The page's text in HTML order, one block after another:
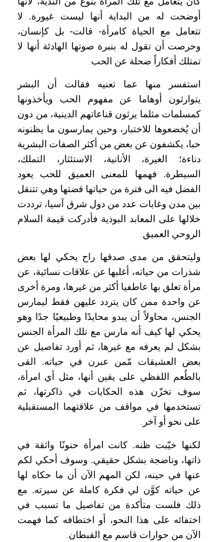
أوضحت له من البداية أنها ليست غيورة. لا
تتعامل مع الحياة كامرأة- قالت- بل كإنسان،
وحرصت أن تقول له بنبرة صوتها الهادئة أنها لا
تمتلك أفكاراً ضحلة عن الحب.
استفسر منها عما تعنيه فقالت أن البشر
يتوارثون أوهاما عن مفهوم الحب ويأخذونها
كمسلمات مثلما يرثون قناعاتهم الدينية، من دون
أن يُخضعوها للاختبار، وحين يمارسون ما يظنونه
حبا، يكشفون عن بعض من أكثر الصفات البشرية
دناءة؛ الغيرة، الأنانية، الاستئثار، التملك،
السيطرة. فهمها للمعنى العميق للحب يعود
الفضل فيه الى فترة من حياتها قضتها وهي تتنقل
بين مدن وغابات عدد من دول شرق آسيا، ترددت
خلالها على المعابد البوذية فأدركت قيمة السلام
الروحي العميق.
وليتحقق من مدى صدقها راح يحكي لها بعض
شذرات من حياته، أغلبها عن علاقات نسائية، عن
مرأة تعلق بها عاطفيا أكثر من غيرها، ومرة أخرى
عن واحدة ممن كان يتردد عليهن فقط ليمارس
الجنس، محاولاً أن يبدو محايدًا وطبيعيًا جدًا وهو
يحكي لها كيف أنه مارس مع تلك المرأة الجنس
بشكل لم يعرفه مع غيرها، ثم أورد تفاصيل عن
بعض العشيقات مّمن عبرن في حياته. القى
بالطُعم اللفظي على يقين أنها، مثل أي امرأة،
سوف تخزّن هذه الحكايات في ذاكرتها، ثم
تستخدمها في مواقف من علاقتهما المستقبلية
على نحو أو آخر .
لكنها خيّبت ظنه. كانت امرأة حنونًا واثقة في
ذاتها، وناضجة بشكل حقيقي. وسوف أحكي لكم
عنها في حينه، لكن المهم الآن أن ما حكاه لها
عن حياته كوَّن لي فكرة كاملة عن سيرته. مع
ذلك فلست متأكدة من تفاصيل ما تسبب في
اختفائه على هذا النحو، أو اختطافه كما فهمت
الآن من حوارات قاسم مع القبطان.